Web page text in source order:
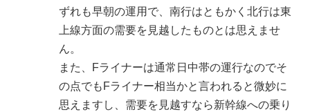
ずれも早朝の運用で、南行はともかく北行は東
上線方面の需要を見越したものとは思えませ
ん。
また、Fライナーは通常日中帯の運行なのでそ
の点でもFライナー相当かと言われると微妙に
思えますし、需要を見越すなら新幹線への乗り